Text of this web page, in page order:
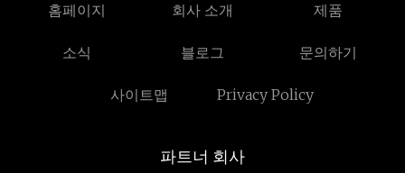
홈페이지 회사 소개 제품
소식 블로그 문의하기
사이트맵 Privacy Policy
파트너 회사